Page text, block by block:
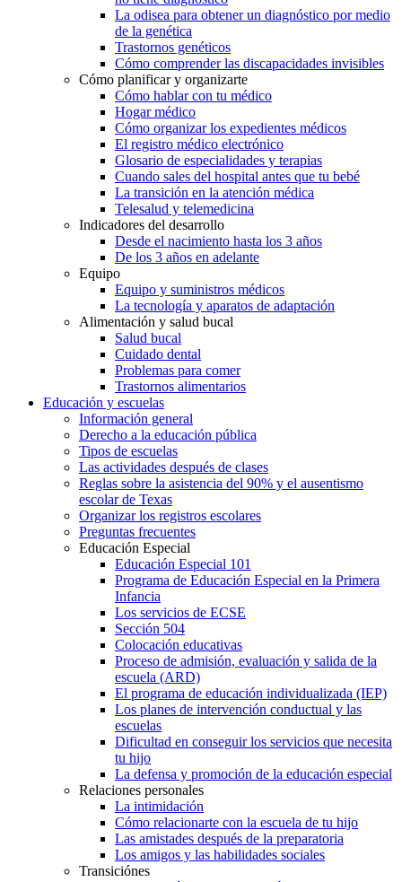
La odisea para obtener un diagnóstico por medio
de la genética
Trastornos genéticos
Cómo comprender las discapacidades invisibles
Cómo planificar y organizarte
Cómo hablar con tu médico
Hogar médico
Cómo organizar los expedientes médicos
El registro médico electrónico
Glosario de especialidades y terapias
Cuando sales del hospital antes que tu bebé
La transición en la atención médica
Telesalud y telemedicina
Indicadores del desarrollo
Desde el nacimiento hasta los 3 años
De los 3 años en adelante
Equipo
Equipo y suministros médicos
La tecnología y aparatos de adaptación
Alimentación y salud bucal
Salud bucal
Cuidado dental
Problemas para comer
Trastornos alimentarios
Educación y escuelas
Información general
Derecho a la educación pública
Tipos de escuelas
Las actividades después de clases
Reglas sobre la asistencia del 90% y el ausentismo
escolar de Texas
Organizar los registros escolares
Preguntas frecuentes
Educación Especial
Educación Especial 101
Programa de Educación Especial en la Primera
Infancia
Los servicios de ECSE
Sección 504
Colocación educativas
Proceso de admisión, evaluación y salida de la
escuela (ARD)
El programa de educación individualizada (IEP)
Los planes de intervención conductual y las
escuelas
Dificultad en conseguir los servicios que necesita
tu hijo
La defensa y promoción de la educación especial
Relaciones personales
La intimidación
Cómo relacionarte con la escuela de tu hijo
Las amistades después de la preparatoria
Los amigos y las habilidades sociales
Transiciónes